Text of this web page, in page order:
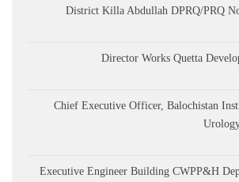
District Killa Abdullah ​DPRQ/PRQ
Director Works Quetta
Chief Executive Officer, Balochistan
Executive Engineer Building CWPP&H